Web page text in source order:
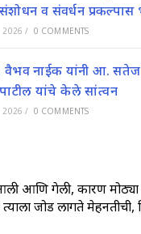
व संवर्धन प्रकल्पास
/ 0 COMMENTS
नाईक यांनी आ. सतेज
यांचे केले सांत्वन
/ 0 COMMENTS
आणि गेली, कारण मोठ्या
त्याला जोड लागते